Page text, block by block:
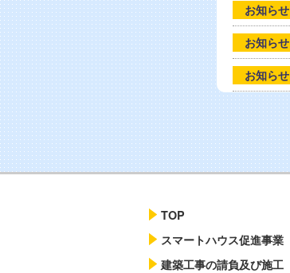
お知らせ
お知らせ
お知らせ
お知らせ
TOP
スマートハウス促進事業
建築工事の請負及び施工